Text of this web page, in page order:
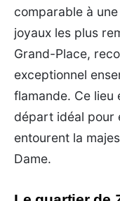
comparable à
joyaux les plus
Grand-Place,
exceptionnel
flamande. Ce lieu
départ idéal pour
entourent la
Dame.